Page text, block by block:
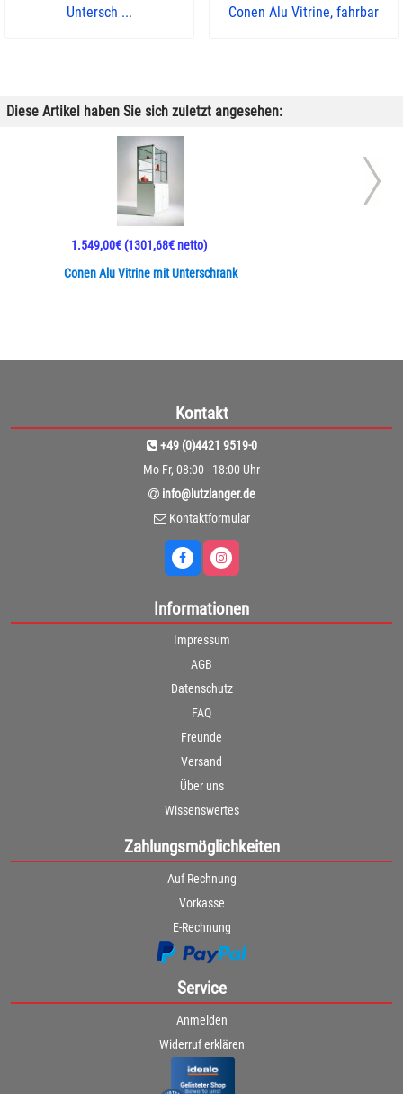
Untersch ...
Conen Alu Vitrine, fahrbar
Diese Artikel haben Sie sich zuletzt angesehen:
Conen Alu Vitrine mit Unterschrank
1.549,00€(1301,68€ netto)
Kontakt
+49 (0)4421 9519-0
Mo-Fr, 08:00 - 18:00 Uhr
info@lutzlanger.de
Kontaktformular
Informationen
Impressum
AGB
Datenschutz
FAQ
Freunde
Versand
Über uns
Wissenswertes
Zahlungsmöglichkeiten
Auf Rechnung
Vorkasse
E-Rechnung
Service
Anmelden
Widerruf erklären